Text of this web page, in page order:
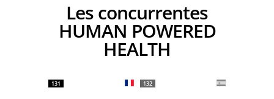
Les concurrentes
HUMAN POWERED
HEALTH
131 132